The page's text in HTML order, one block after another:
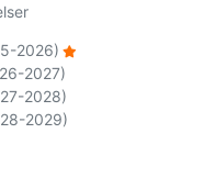
2026)
2027)
2028)
2029)